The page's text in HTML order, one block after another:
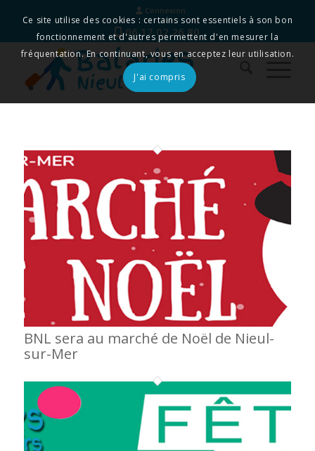
Connexion
06 17 02 26 80
BNL sera au marché de Noël de Nieul-
sur-Mer
Ce site utilise des cookies : certains sont essentiels à son bon
fonctionnement et d'autres permettent d'en mesurer la
fréquentation. En continuant, vous en acceptez leur utilisation.
J'ai compris